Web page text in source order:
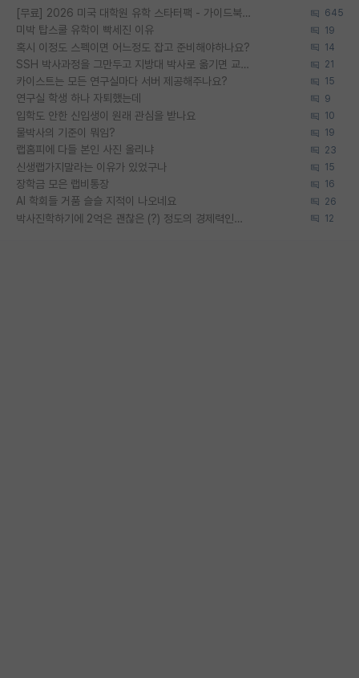
[무료] 2026 미국 대학원 유학 스타터팩 - 가이드북 & 합격자 컨택메일 템플릿 645
미박 탑스쿨 유학이 빡세진 이유 19
혹시 이정도 스펙이면 어느정도 잡고 준비해야하나요? 14
SSH 박사과정을 그만두고 지방대 박사로 옮기면 교수의 꿈은 끝일까요? 21
카이스트는 모든 연구실마다 서버 제공해주나요? 15
연구실 학생 하나 자퇴했는데 9
입학도 안한 신입생이 원래 관심을 받나요 10
물박사의 기준이 뭐임? 19
랩홈피에 다들 본인 사진 올리냐 23
신생랩가지말라는 이유가 있었구나 15
장학금 모은 랩비통장 16
AI 학회들 거품 슬슬 지적이 나오네요 26
박사진학하기에 2억은 괜찮은 (?) 정도의 경제력인가요 12